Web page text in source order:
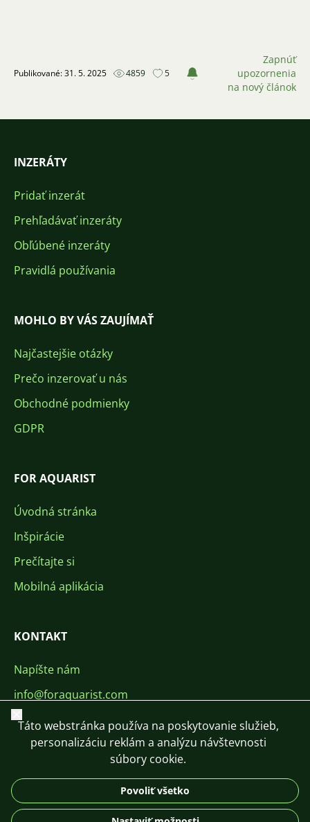
Publikované: 31. 5. 2025 4859 5
Zapnúť
upozornenia
na nový článok
INZERÁTY
Pridať inzerát
Prehľadávať inzeráty
Obľúbené inzeráty
Pravidlá používania
MOHLO BY VÁS ZAUJÍMAŤ
Najčastejšie otázky
Prečo inzerovať u nás
Obchodné podmienky
GDPR
FOR AQUARIST
Úvodná stránka
Inšpirácie
Prečítajte si
Mobilná aplikácia
KONTAKT
Napíšte nám
info@foraquarist.com
+420 603 449 602
DE
Zavrieť
Táto webstránka používa na poskytovanie služieb,
personalizáciu reklám a analýzu návštevnosti
súbory cookie.
Povoliť všetko